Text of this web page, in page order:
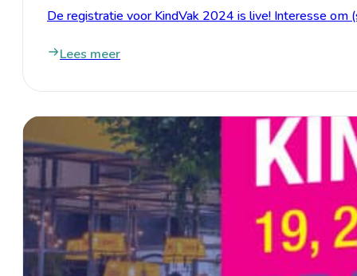
De registratie voor KindVak 2024 is live! Interesse om
Lees meer